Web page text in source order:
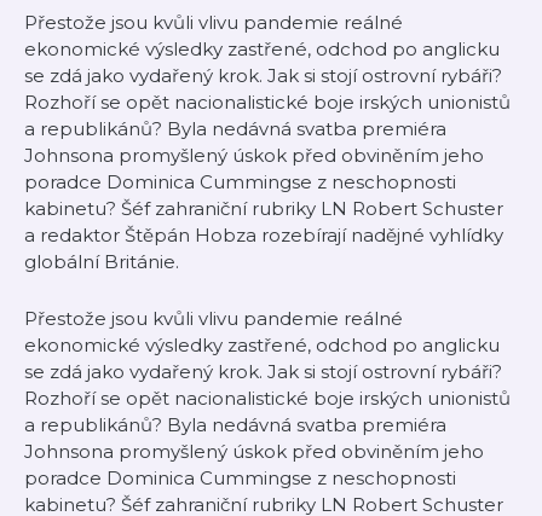
Přestože jsou kvůli vlivu pandemie reálné
ekonomické výsledky zastřené, odchod po anglicku
se zdá jako vydařený krok. Jak si stojí ostrovní rybáři?
Rozhoří se opět nacionalistické boje irských unionistů
a republikánů? Byla nedávná svatba premiéra
Johnsona promyšlený úskok před obviněním jeho
poradce Dominica Cummingse z neschopnosti
kabinetu? Šéf zahraniční rubriky LN Robert Schuster
a redaktor Štěpán Hobza rozebírají nadějné vyhlídky
globální Británie.
Přestože jsou kvůli vlivu pandemie reálné
ekonomické výsledky zastřené, odchod po anglicku
se zdá jako vydařený krok. Jak si stojí ostrovní rybáři?
Rozhoří se opět nacionalistické boje irských unionistů
a republikánů? Byla nedávná svatba premiéra
Johnsona promyšlený úskok před obviněním jeho
poradce Dominica Cummingse z neschopnosti
kabinetu? Šéf zahraniční rubriky LN Robert Schuster